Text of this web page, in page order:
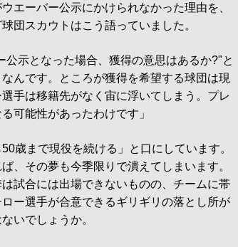
エーバー公示にかけられなかった理由を、
団スカウトはこう語っていました。
公示となった場合、獲得の意思はあるか?"と
んです。ところが獲得を希望する球団は現
手は移籍先がなく宙に浮いてしまう。プレ
可能性があったわけです」
歳まで現役を続ける」と口にしています。
、その夢も今季限りで潰えてしまいます。
試合には出場できないものの、チームに帯
ー選手が合意できるギリギリの落とし所が
いでしょうか。